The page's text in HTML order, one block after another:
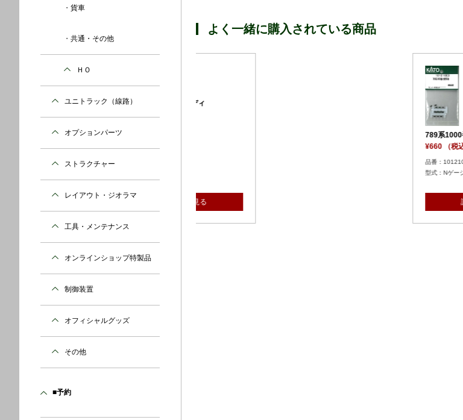
よく一緒に購入されている商品
789系1000番台パンタグラフ
貨車
共通・その他
ＨＯ
ユニトラック（線路）
オプションパーツ
ストラクチャー
レイアウト・ジオラマ
工具・メンテナンス
オンラインショップ特製品
制御装置
オフィシャルグッズ
その他
■予約